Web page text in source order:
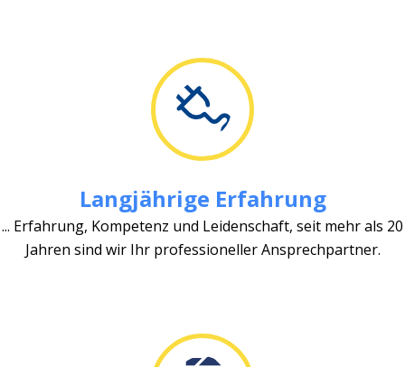
Langjährige Erfahrung
... Erfahrung, Kompetenz und Leidenschaft, seit mehr als 20
Jahren sind wir Ihr professioneller Ansprechpartner.